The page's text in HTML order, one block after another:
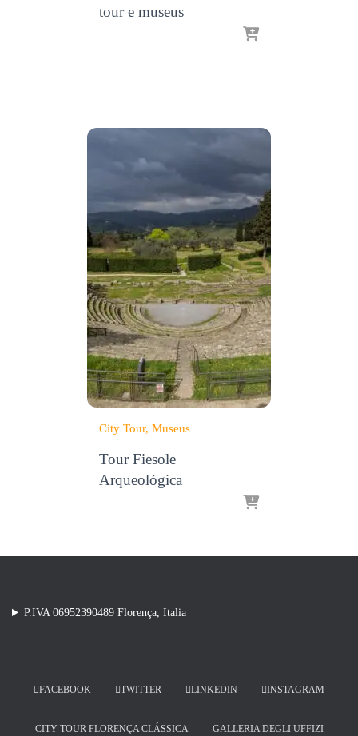
tour e museus
City Tour Museus
Tour Fiesole
Arqueológica
P.IVA 06952390489 Florença, Italia
FACEBOOK TWITTER LINKEDIN INSTAGRAM
CITY TOUR FLORENÇA CLÁSSICA GALLERIA DEGLI UFFIZI